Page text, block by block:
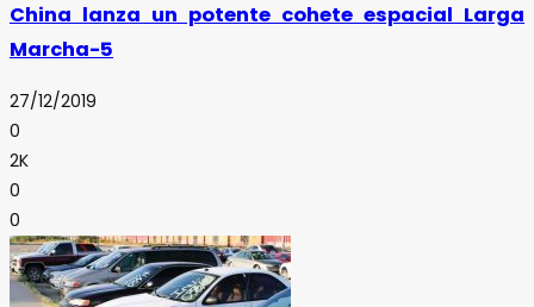
China lanza un potente cohete espacial Larga
Marcha-5
27/12/2019
0
2K
0
0